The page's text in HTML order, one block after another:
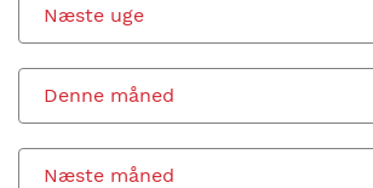
Næste uge
Denne måned
Næste måned